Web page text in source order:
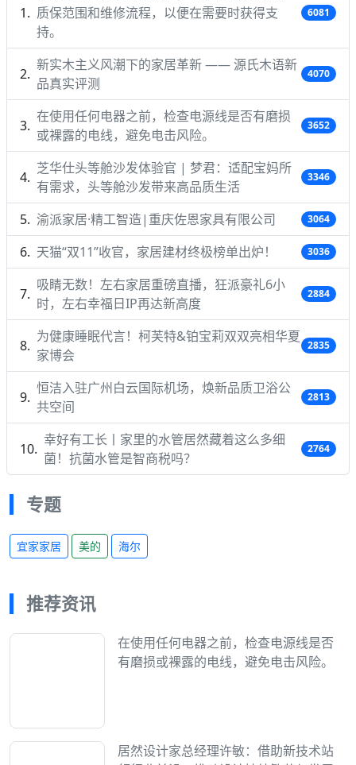
质保范围和维修流程，以便在需要时获得支
持。
6081
新实木主义风潮下的家居革新 —— 源氏木语新
品真实评测
4070
在使用任何电器之前，检查电源线是否有磨损
或裸露的电线，避免电击风险。
3652
芝华仕头等舱沙发体验官 | 梦君：适配宝妈所
有需求，头等舱沙发带来高品质生活
3346
渝派家居·精工智造|重庆佐恩家具有限公司 3064
天猫“双11”收官，家居建材终极榜单出炉！ 3036
吸睛无数！左右家居重磅直播，狂派豪礼6小
时，左右幸福日IP再达新高度
2884
为健康睡眠代言！柯芙特&铂宝莉双双亮相华夏
家博会
2835
恒洁入驻广州白云国际机场，焕新品质卫浴公
共空间
2813
幸好有工长丨家里的水管居然藏着这么多细
菌！抗菌水管是智商税吗？
2764
专题
宜家家居 美的 海尔
推荐资讯
在使用任何电器之前，检查电源线是否
有磨损或裸露的电线，避免电击风险。
居然设计家总经理许敏：借助新技术站